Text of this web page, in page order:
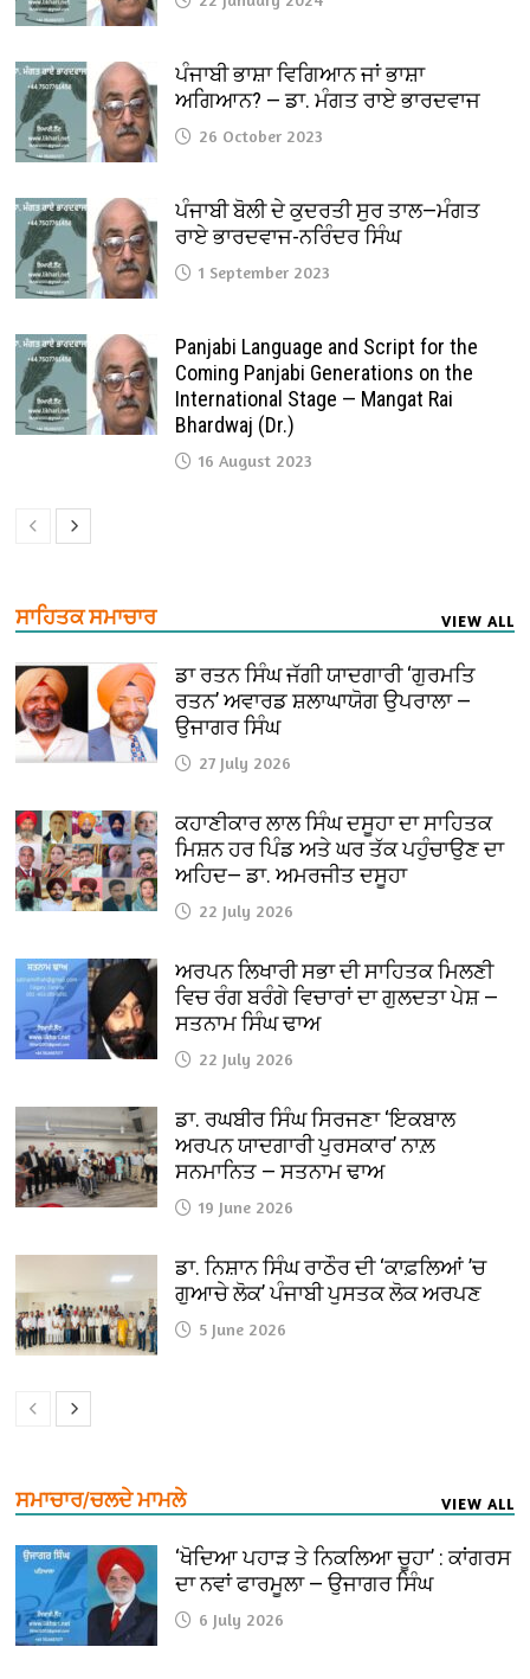
ਪੰਜਾਬੀ ਭਾਸ਼ਾ ਵਿਗਿਆਨ ਜਾਂ ਭਾਸ਼ਾ
ਅਗਿਆਨ? — ਡਾ. ਮੰਗਤ ਰਾਏ ਭਾਰਦਵਾਜ
26 October 2023
ਪੰਜਾਬੀ ਬੋਲੀ ਦੇ ਕੁਦਰਤੀ ਸੁਰ ਤਾਲ—ਮੰਗਤ
ਰਾਏ ਭਾਰਦਵਾਜ-ਨਰਿੰਦਰ ਸਿੰਘ
1 September 2023
Panjabi Language and Script for the
Coming Panjabi Generations on the
International Stage — Mangat Rai
Bhardwaj (Dr.)
16 August 2023
ਸਾਹਿਤਕ ਸਮਾਚਾਰ VIEW ALL
ਡਾ ਰਤਨ ਸਿੰਘ ਜੱਗੀ ਯਾਦਗਾਰੀ ‘ਗੁਰਮਤਿ
ਰਤਨ’ ਅਵਾਰਡ ਸ਼ਲਾਘਾਯੋਗ ਉਪਰਾਲਾ —
ਉਜਾਗਰ ਸਿੰਘ
27 July 2026
ਕਹਾਣੀਕਾਰ ਲਾਲ ਸਿੰਘ ਦਸੂਹਾ ਦਾ ਸਾਹਿਤਕ
ਮਿਸ਼ਨ ਹਰ ਪਿੰਡ ਅਤੇ ਘਰ ਤੱਕ ਪਹੁੰਚਾਉਣ ਦਾ
ਅਹਿਦ— ਡਾ. ਅਮਰਜੀਤ ਦਸੂਹਾ
22 July 2026
ਅਰਪਨ ਲਿਖਾਰੀ ਸਭਾ ਦੀ ਸਾਹਿਤਕ ਮਿਲਣੀ
ਵਿਚ ਰੰਗ ਬਰੰਗੇ ਵਿਚਾਰਾਂ ਦਾ ਗੁਲਦਤਾ ਪੇਸ਼ —
ਸਤਨਾਮ ਸਿੰਘ ਢਾਅ
22 July 2026
ਡਾ. ਰਘਬੀਰ ਸਿੰਘ ਸਿਰਜਣਾ ‘ਇਕਬਾਲ
ਅਰਪਨ ਯਾਦਗਾਰੀ ਪੁਰਸਕਾਰ’ ਨਾਲ਼
ਸਨਮਾਨਿਤ — ਸਤਨਾਮ ਢਾਅ
19 June 2026
ਡਾ. ਨਿਸ਼ਾਨ ਸਿੰਘ ਰਾਠੌਰ ਦੀ ‘ਕਾਫ਼ਲਿਆਂ ’ਚ
ਗੁਆਚੇ ਲੋਕ’ ਪੰਜਾਬੀ ਪੁਸਤਕ ਲੋਕ ਅਰਪਣ
5 June 2026
ਸਮਾਚਾਰ/ਚਲਦੇ ਮਾਮਲੇ VIEW ALL
‘ਖੋਦਿਆ ਪਹਾੜ ਤੇ ਨਿਕਲਿਆ ਚੂਹਾ’ : ਕਾਂਗਰਸ
ਦਾ ਨਵਾਂ ਫਾਰਮੂਲਾ — ਉਜਾਗਰ ਸਿੰਘ
6 July 2026